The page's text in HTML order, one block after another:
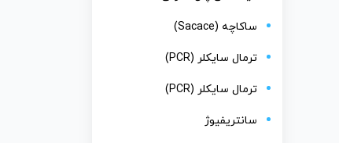
ساکاچه (Sacace)
ترمال سایکلر (PCR)
ترمال سایکلر (PCR)
سانتریفیوژ